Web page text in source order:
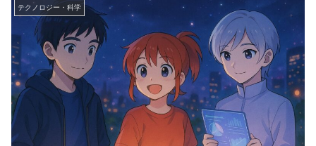
テクノロジー・科学